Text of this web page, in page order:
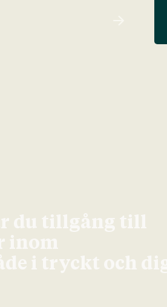
du tillgång till
inom
i tryckt och